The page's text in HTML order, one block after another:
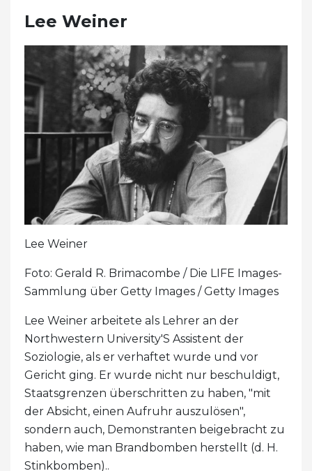
Lee Weiner
Lee Weiner
Foto: Gerald R. Brimacombe / Die LIFE Images-
Sammlung über Getty Images / Getty Images
Lee Weiner arbeitete als Lehrer an der
Northwestern University'S Assistent der
Soziologie, als er verhaftet wurde und vor
Gericht ging. Er wurde nicht nur beschuldigt,
Staatsgrenzen überschritten zu haben, "mit
der Absicht, einen Aufruhr auszulösen",
sondern auch, Demonstranten beigebracht zu
haben, wie man Brandbomben herstellt (d. H.
Stinkbomben)..